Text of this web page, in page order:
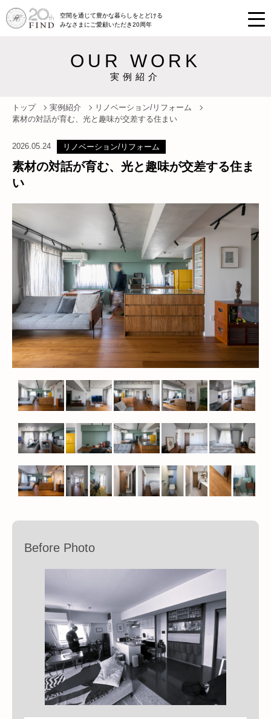
空間を通じて豊かな暮らしをとどける
みなさまにご愛顧いただき20周年
OUR WORK
実例紹介
トップ 実例紹介
リノベーション/リフォーム
素材の対話が育む、光と趣味が交差する住まい
2026.05.24 リノベーション/リフォーム
素材の対話が育む、光と趣味が交差する住ま
い
Before Photo